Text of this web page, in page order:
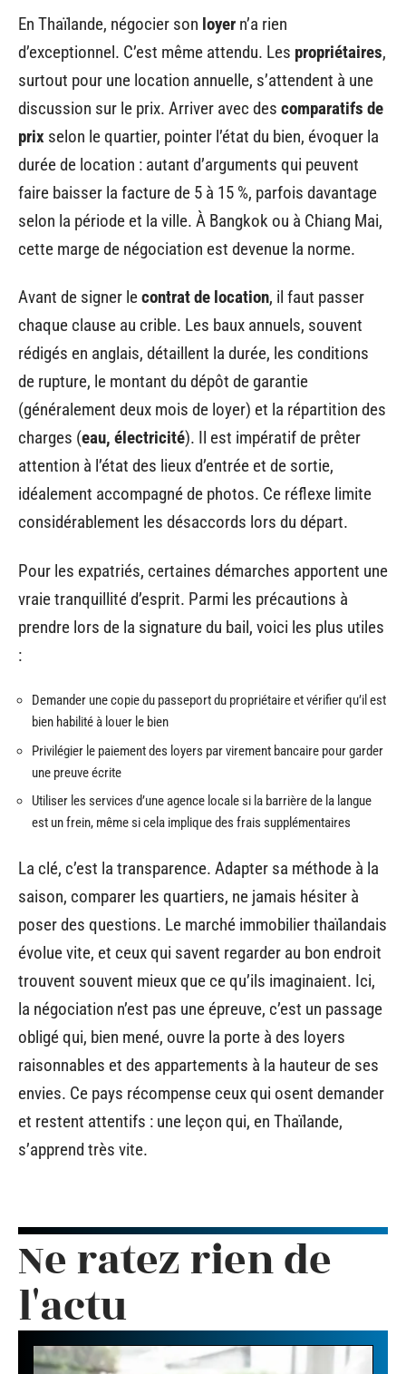
En Thaïlande, négocier son loyer n’a rien
d’exceptionnel. C’est même attendu. Les propriétaires,
surtout pour une location annuelle, s’attendent à une
discussion sur le prix. Arriver avec des comparatifs de
prix selon le quartier, pointer l’état du bien, évoquer la
durée de location : autant d’arguments qui peuvent
faire baisser la facture de 5 à 15 %, parfois davantage
selon la période et la ville. À Bangkok ou à Chiang Mai,
cette marge de négociation est devenue la norme.
Avant de signer lecontrat de location, il faut passer
chaque clause au crible. Les baux annuels, souvent
rédigés en anglais, détaillent la durée, les conditions
de rupture, le montant du dépôt de garantie
(généralement deux mois de loyer) et la répartition des
charges (eau, électricité). Il est impératif de prêter
attention à l’état des lieux d’entrée et de sortie,
idéalement accompagné de photos. Ce réflexe limite
considérablement les désaccords lors du départ.
Pour les expatriés, certaines démarches apportent une
vraie tranquillité d’esprit. Parmi les précautions à
prendre lors de la signature du bail, voici les plus utiles
:
Demander une copie du passeport du propriétaire et vérifier qu’il est
bien habilité à louer le bien
Privilégier le paiement des loyers par virement bancaire pour garder
une preuve écrite
Utiliser les services d’une agence locale si la barrière de la langue
est un frein, même si cela implique des frais supplémentaires
La clé, c’est la transparence. Adapter sa méthode à la
saison, comparer les quartiers, ne jamais hésiter à
poser des questions. Le marché immobilier thaïlandais
évolue vite, et ceux qui savent regarder au bon endroit
trouvent souvent mieux que ce qu’ils imaginaient. Ici,
la négociation n’est pas une épreuve, c’est un passage
obligé qui, bien mené, ouvre la porte à des loyers
raisonnables et des appartements à la hauteur de ses
envies. Ce pays récompense ceux qui osent demander
et restent attentifs : une leçon qui, en Thaïlande,
s’apprend très vite.
Ne ratez rien de
l'actu